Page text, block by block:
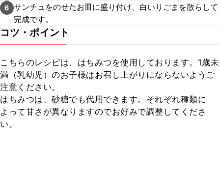
6 サンチュをのせたお皿に盛り付け、白いりごまを散らして
完成です。
コツ・ポイント
こちらのレシピは、はちみつを使用しております。1歳未
満（乳幼児）のお子様はお召し上がりにならないようご
注意ください。
はちみつは、砂糖でも代用できます。それぞれ種類に
よって甘さが異なりますのでお好みで調整してくださ
い。